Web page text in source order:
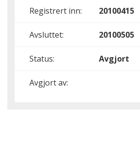
Registrert inn: 20100415
Avsluttet: 20100505
Status: Avgjort
Avgjort av: